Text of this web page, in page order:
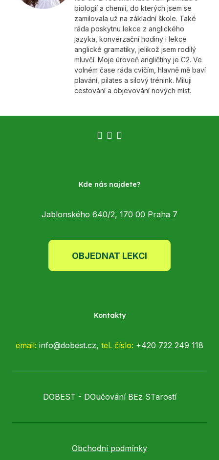
biologií a chemií, do kterých jsem se
zamilovala už na základní škole. Také
ráda poskytnu lekce z anglického
jazyka, konverzační hodiny i lekce
anglické gramatiky, jelikož jsem rodilý
mluvčí. Moje úroveň angličtiny je C2. Ve
volném čase ráda cvičím, hlavně mě baví
plavání, pilates a silový trénink. Miluji
cestování a objevování nových míst.
Kde nás najdete?
Jablonského 640/2, 170 00 Praha 7
OBJEDNAT LEKCI
Kontakty
email: info@dobest.cz, tel. číslo: +420 722 249 118
DOBEST - DOučování BEz STarostí
Obchodní podmínky